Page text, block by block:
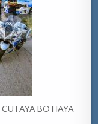
FAYA BO HAYA